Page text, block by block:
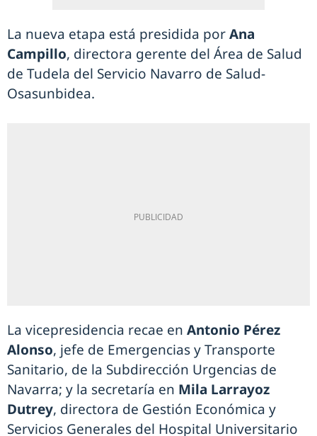
La nueva etapa está presidida porAna
Campillo, directora gerente del Área de Salud
de Tudela del Servicio Navarro de Salud-
Osasunbidea.
La vicepresidencia recae en Antonio Pérez
Alonso, jefe de Emergencias y Transporte
Sanitario, de la Subdirección Urgencias de
Navarra; y la secretaría en Mila Larrayoz
Dutrey, directora de Gestión Económica y
Servicios Generales del Hospital Universitario